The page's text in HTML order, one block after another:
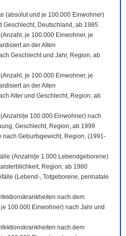
(absolut und je 100.000 Einwohner)
Deutschland, ab 1985
je 100.000 Einwohner, je
an der Alten
Geschlecht und Jahr, Region, ab
je 100.000 Einwohner, je
an der Alten
Alter und Geschlecht, Region, ab
je 100.000 Einwohner) nach
Geschlecht, Region, ab 1999
nach Geburtsgewicht, Region, (1991-
(Anzahl/je 1.000 Lebendgeborene)
Region, ab 1980
(Lebend-, Totgeborene, perinatale
nach dem
100.000 Einwohner) nach Jahr und
nach dem